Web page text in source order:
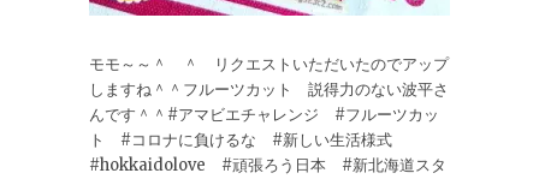
モモ～～＾ ＾ リクエストいただいたのでアップ
しますね＾＾フルーツカット 説得力のない波平さ
んです＾＾#アマビエチャレンジ #フルーツカッ
ト #コロナに負けるな #新しい生活様式
#hokkaidolove #頑張ろう日本 #新北海道スタ